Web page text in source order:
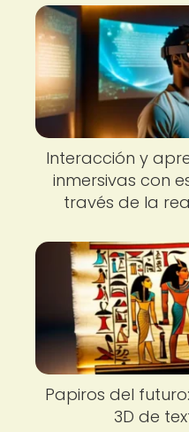
Interacción y
inmersivas con
través de la
Papiros del
3D de